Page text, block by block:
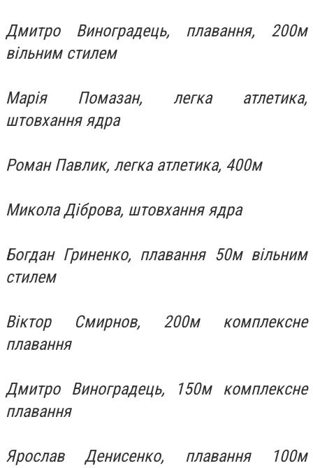
Дмитро Виноградець, плавання, 200м
вільним стилем
Марія Помазан, легка атлетика,
штовхання ядра
Роман Павлик, легка атлетика, 400м
Микола Діброва, штовхання ядра
Богдан Гриненко, плавання 50м вільним
стилем
Віктор Смирнов, 200м комплексне
плавання
Дмитро Виноградець, 150м комплексне
плавання
Ярослав Денисенко, плавання 100м